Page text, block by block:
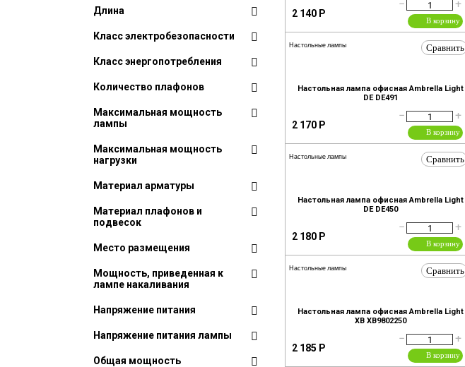
Длина
Класс электробезопасности
Класс энергопотребления
Количество плафонов
Максимальная мощность
лампы
Максимальная мощность
нагрузки
Материал арматуры
Материал плафонов и
подвесок
Место размещения
Мощность, приведенная к
лампе накаливания
Напряжение питания
Напряжение питания лампы
Общая мощность
2 140 Р
+
−
В корзину
Сравнить
Настольные лампы
Настольная лампа офисная Ambrella Light
DE DE491
2 170 Р
+
−
В корзину
Сравнить
Настольные лампы
Настольная лампа офисная Ambrella Light
DE DE450
2 180 Р
+
−
В корзину
Сравнить
Настольные лампы
Настольная лампа офисная Ambrella Light
XB XB9802250
2 185 Р
+
−
В корзину